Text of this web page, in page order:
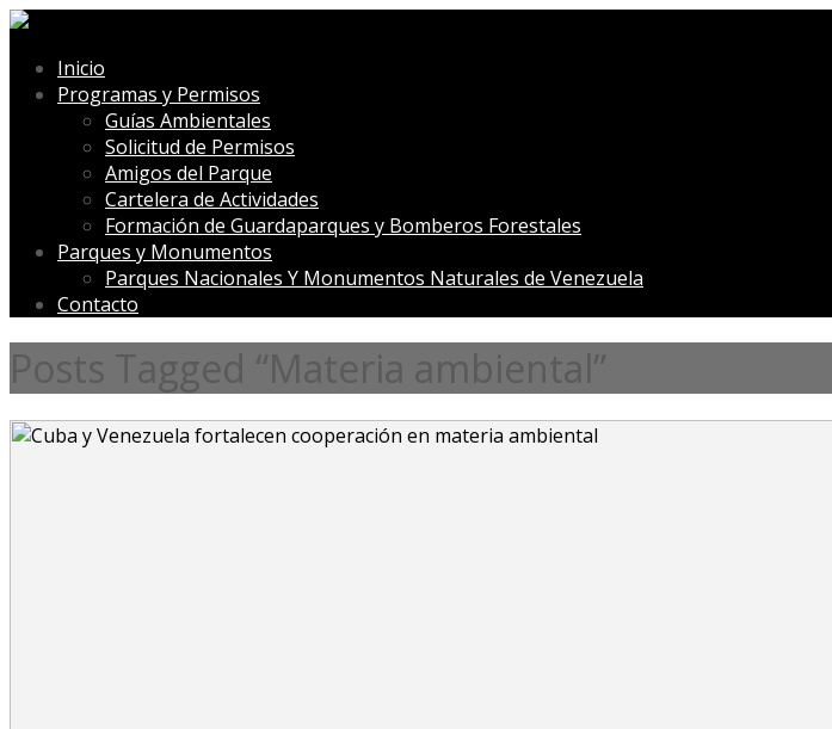
Inicio
Programas y Permisos
Guías Ambientales
Solicitud de Permisos
Amigos del Parque
Cartelera de Actividades
Formación de Guardaparques y Bomberos Forestales
Parques y Monumentos
Parques Nacionales Y Monumentos Naturales de Venezuela
Contacto
Posts Tagged “Materia ambiental”